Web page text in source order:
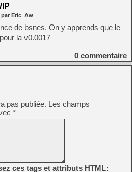
par Eric_Aw
de bsnes. On y apprends que le
la v0.0017
0 commentaire
pas publiée. Les champs
*
ces tags et attributs HTML: